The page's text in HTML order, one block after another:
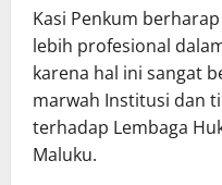
Kasi Penkum
lebih profesional
karena hal ini sangat
marwah Institusi dan
terhadap Lembaga
Maluku.